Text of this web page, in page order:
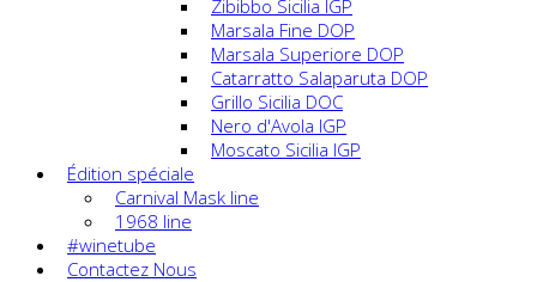
Zibibbo Sicilia IGP
Marsala Fine DOP
Marsala Superiore DOP
Catarratto Salaparuta DOP
Grillo Sicilia DOC
Nero d'Avola IGP
Moscato Sicilia IGP
Édition spéciale
Carnival Mask line
1968 line
#winetube
Contactez Nous